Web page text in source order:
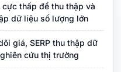
thấp để thu thập và
dữ liệu số lượng lớn
giá, SERP thu thập dữ
cứu thị trường